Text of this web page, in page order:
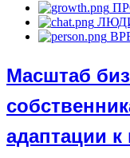
Масштаб
адаптации